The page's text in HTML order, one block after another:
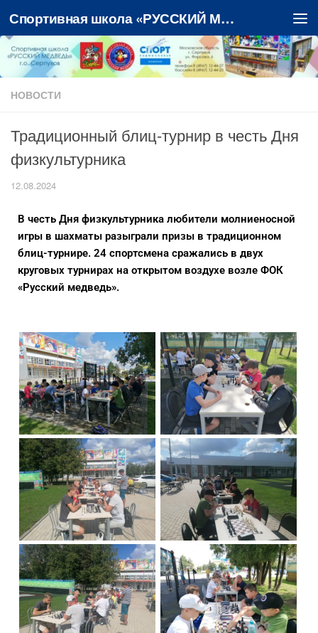
Перейти к содержимому Спортивная школа «РУССКИЙ МЕДВЕДЬ»
НОВОСТИ
Традиционный блиц-турнир в честь Дня
физкультурника
12.08.2024
В честь Дня физкультурника любители молниеносной
игры в шахматы разыграли призы в традиционном
блиц-турнире. 24 спортсмена сражались в двух
круговых турнирах на открытом воздухе возле ФОК
«Русский медведь».